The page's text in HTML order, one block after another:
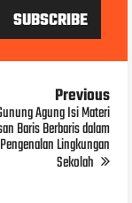
Previous
Agung Isi Materi
Baris Berbaris dalam
Lingkungan
Sekolah